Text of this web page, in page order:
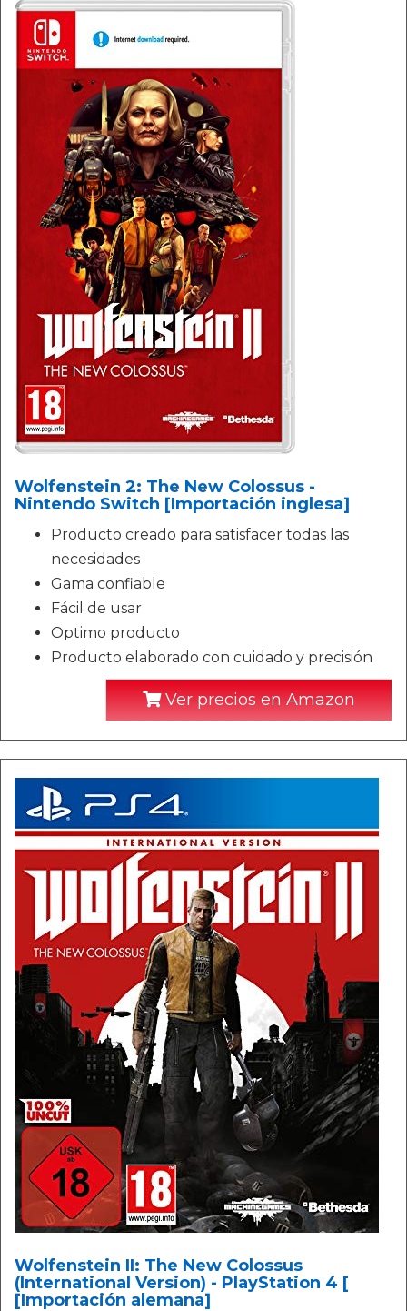
Wolfenstein 2: The New Colossus -
Nintendo Switch [Importación inglesa]
Producto creado para satisfacer todas las
necesidades
Gama confiable
Fácil de usar
Optimo producto
Producto elaborado con cuidado y precisión
Ver precios en Amazon
Wolfenstein II: The New Colossus
(International Version) - PlayStation 4 [
[Importación alemana]